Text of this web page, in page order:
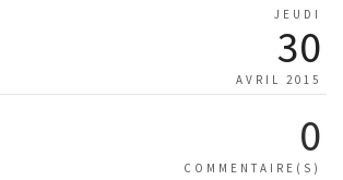
JEUDI
30
AVRIL 2015
0
COMMENTAIRE(S)